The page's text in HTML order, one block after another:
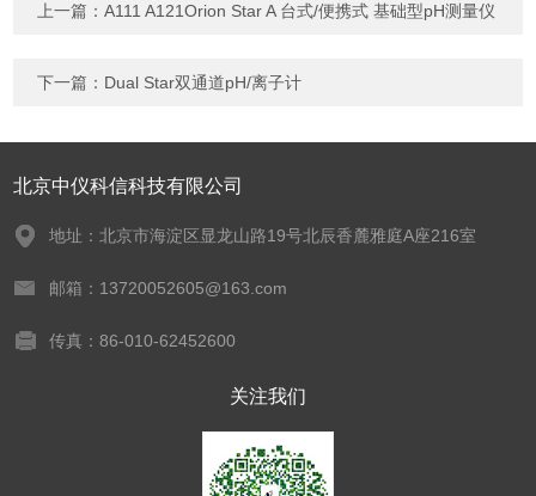
上一篇：A111 A121Orion Star A 台式/便携式 基础型pH测量仪
下一篇： Dual Star双通道pH/离子计
北京中仪科信科技有限公司
地址：北京市海淀区显龙山路19号北辰香麓雅庭A座216室
邮箱：13720052605@163.com
传真：86-010-62452600
关注我们